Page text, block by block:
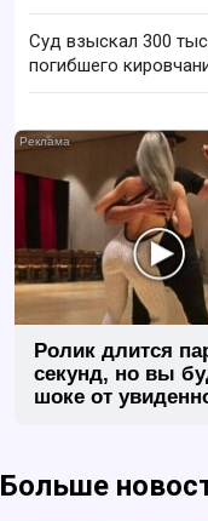
Суд взыскал 300
погибшего
Ролик длится
секунд, но вы
шоке от
Больше